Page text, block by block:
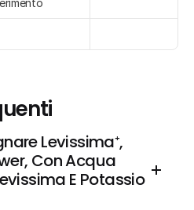
Levissima⁺,
Con Acqua
E Potassio